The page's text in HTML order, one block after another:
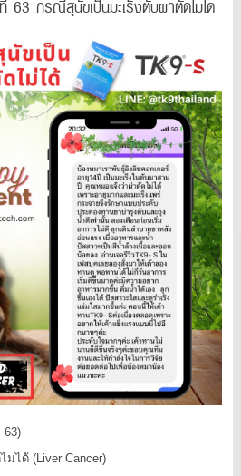
63 กรณีสุนัขเป็นมะเร็งตับผ่าตัดไม่ได้
63)
ม่ได้(Liver Cancer)